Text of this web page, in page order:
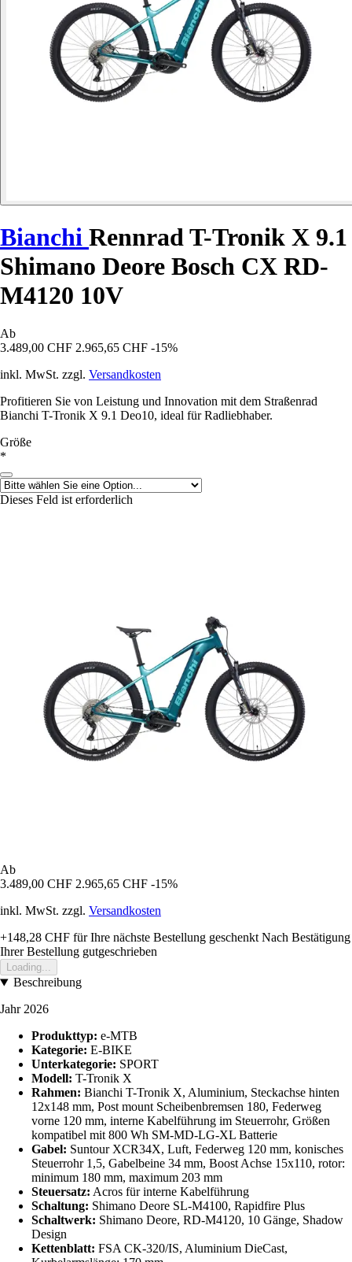
Bianchi Rennrad T-Tronik X 9.1
Shimano Deore Bosch CX RD-
M4120 10V
Ab
3.489,00 CHF 2.965,65 CHF -15%
inkl. MwSt. zzgl. Versandkosten
Profitieren Sie von Leistung und Innovation mit dem Straßenrad
Bianchi T-Tronik X 9.1 Deo10, ideal für Radliebhaber.
Größe
*
Dieses Feld ist erforderlich
Ab
3.489,00 CHF 2.965,65 CHF -15%
inkl. MwSt. zzgl. Versandkosten
+148,28 CHF für Ihre nächste Bestellung geschenkt Nach Bestätigung
Ihrer Bestellung gutgeschrieben
Loading...
Beschreibung
Jahr 2026
Produkttyp: e-MTB
Kategorie: E-BIKE
Unterkategorie: SPORT
Modell: T-Tronik X
Rahmen: Bianchi T-Tronik X, Aluminium, Steckachse hinten
12x148 mm, Post mount Scheibenbremsen 180, Federweg
vorne 120 mm, interne Kabelführung im Steuerrohr, Größen
kompatibel mit 800 Wh SM-MD-LG-XL Batterie
Gabel: Suntour XCR34X, Luft, Federweg 120 mm, konisches
Steuerrohr 1,5, Gabelbeine 34 mm, Boost Achse 15x110, rotor:
minimum 180 mm, maximum 203 mm
Steuersatz: Acros für interne Kabelführung
Schaltung: Shimano Deore SL-M4100, Rapidfire Plus
Schaltwerk: Shimano Deore, RD-M4120, 10 Gänge, Shadow
Design
Kettenblatt: FSA CK-320/IS, Aluminium DieCast,